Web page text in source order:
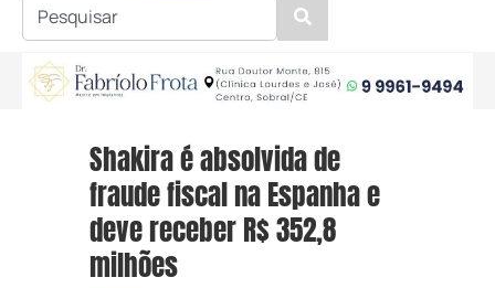
Shakira é absolvida de
fraude fiscal na Espanha e
deve receber R$ 352,8
milhões